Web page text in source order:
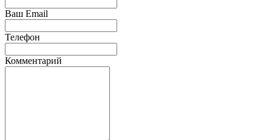
Ваш Email
Телефон
Комментарий